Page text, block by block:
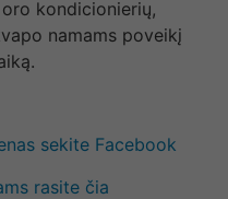
kondicionierių,
namams poveikį
sekite Facebook
rasite čia